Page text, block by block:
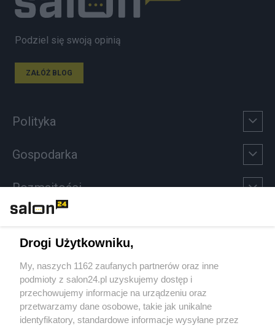
Podziel się swoją opinią
ZAŁÓŻ BLOG
Polityka
Gospodarka
Rozmaitości
Sport
Społeczeństwo
Kultura
Drogi Użytkowniku,
My, naszych 1162 zaufanych partnerów oraz inne
podmioty z salon24.pl uzyskujemy dostęp i
przechowujemy informacje na urządzeniu oraz
przetwarzamy dane osobowe, takie jak unikalne
identyfikatory, standardowe informacje wysyłane przez